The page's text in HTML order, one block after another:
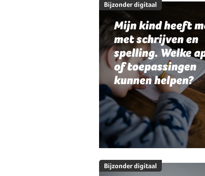
Bijzonder digitaal
Mijn kind heeft
met schrijven en
spelling. Welke
of toepassingen
kunnen helpen?
Bijzonder digitaal